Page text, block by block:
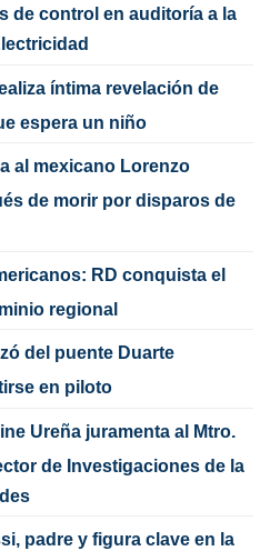
de control en auditoría a la
íntima revelación de
espera un niño
al mexicano Lorenzo
de morir por disparos de
RD conquista el
regional
del puente Duarte
en piloto
Ureña juramenta al Mtro.
de Investigaciones de la
padre y figura clave en la